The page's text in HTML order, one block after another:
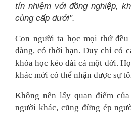
tín nhiệm với đồng nghiệp,
cùng cấp dưới".
Con người ta học mọi thứ
dàng, có thời hạn. Duy chỉ có
khóa học kéo dài cả một đời.
khác mới có thể nhận được sự
Không nên lấy quan điểm
người khác, cũng đừng ép